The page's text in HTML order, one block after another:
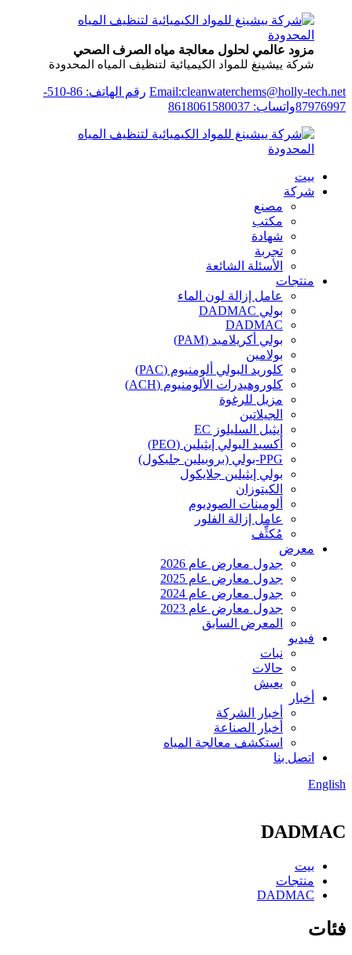
مزود عالمي لحلول معالجة مياه الصرف الصحي
شركة ييشينغ للمواد الكيميائية لتنظيف المياه المحدودة
Email:cleanwaterchems@holly-tech.net
رقم الهاتف: 86-510-
87976997واتساب: 8618061580037
بيت
شركة
مصنع
مكتب
شهادة
تجربة
الأسئلة الشائعة
منتجات
عامل إزالة لون الماء
بولي DADMAC
DADMAC
بولي أكريلاميد (PAM)
بولامين
كلوريد البولي ألومنيوم (PAC)
كلوروهيدرات الألومنيوم (ACH)
مزيل للرغوة
الجيلاتين
إيثيل السليلوز EC
أكسيد البولي إيثيلين (PEO)
PPG-بولي (بروبيلين جليكول)
بولي إيثيلين جلايكول
الكيتوزان
ألومينات الصوديوم
عامل إزالة الفلور
مُكثِّف
معرض
جدول معارض عام 2026
جدول معارض عام 2025
جدول معارض عام 2024
جدول معارض عام 2023
المعرض السابق
فيديو
نبات
حالات
يعيش
أخبار
أخبار الشركة
أخبار الصناعة
استكشف معالجة المياه
اتصل بنا
English
DADMAC
بيت
منتجات
DADMAC
فئات